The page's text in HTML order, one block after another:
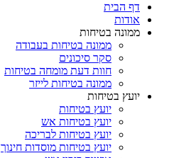
דף הבית
אודות
ממונה בטיחות
ממונה בטיחות בעבודה
סקר סיכונים
חוות דעת מומחה בטיחות
ממונה בטיחות לייזר
יועץ בטיחות
יועץ בטיחות
יועץ בטיחות אש
יועץ בטיחות לבריכה
יועץ בטיחות מוסדות חינוך